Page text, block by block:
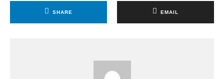
SHARE EMAIL